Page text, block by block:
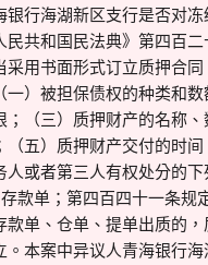
银行海湖新区支行是否对
民共和国民法典》第四百
采用书面形式订立质押合
一）被担保债权的种类和
（三）质押财产的名称、
（五）质押财产交付的时
人或者第三人有权处分的
款单；第四百四十一条规
款单、仓单、提单出质的
。本案中异议人青海银行